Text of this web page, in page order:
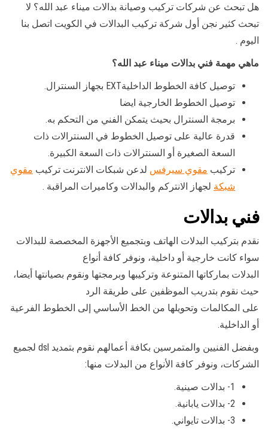
هل تبحث عن شركات تركيب وصيانة بدالات ميناء عبد الله؟ لا
تبحث كثير نجن أول شركة تركيب البدالات في الكويت اتصل بنا
اليوم .
ماهي مهمة فني بدالات ميناء عبد الله؟
توصيل كافة الخطوط الداخليةEXT بجهاز السنترال.
توصيل الخطوط الخارجية ايضا
برمجة السنترال بحيث يتمكن الفني من التحكم به.
قدرة عالية على توصيل الخطوط في السنترالات ذات
السعة الصغيرة أو السنترالات ذات السعة الكبيرة.
تركيب مقوي سيرفس لدعن شبكات الانترنت تركيب مقوي
شبكة لجهاز الانتركم والبدالات وكاميرات المراقبة .
فني بدالات
نقدم بتركيب البدلات الهاتف وبتجميع الأجهزة المخصصة للبدالات
سواء كانت خارجية أو داخلية، ونوفر كافة أنواع
البدلات بماركاتها المتنوعة وتركيبها وبرمجتها ونقوم بصيانتها أيضا،
حيث نقوم بتدريب الموظفين على طريقة الرد
على المكالمات وتحويلها من الخط الأساسي إلى الخطوط الفرعية
أو الداخلية.
وبفضل الفنيين والمتمرسين بكافة أعمالهم نقوم بتمديد dsl لجميع
الشركات، ونوفر كافة الأنواع من البدلات منها:
1- بدالات صينية.
2- بدالات يابانية.
3- بدالات تايواني.